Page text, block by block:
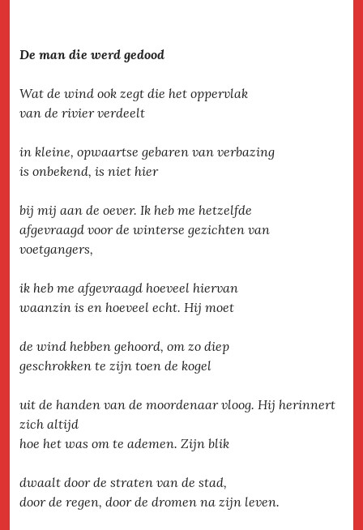
De man die werd gedood
Wat de wind ook zegt die het oppervlak
van de rivier verdeelt
in kleine, opwaartse gebaren van verbazing
is onbekend, is niet hier
bij mij aan de oever. Ik heb me hetzelfde
afgevraagd voor de winterse gezichten van
voetgangers,
ik heb me afgevraagd hoeveel hiervan
waanzin is en hoeveel echt. Hij moet
de wind hebben gehoord, om zo diep
geschrokken te zijn toen de kogel
uit de handen van de moordenaar vloog. Hij herinnert
zich altijd
hoe het was om te ademen. Zijn blik
dwaalt door de straten van de stad,
door de regen, door de dromen na zijn leven.